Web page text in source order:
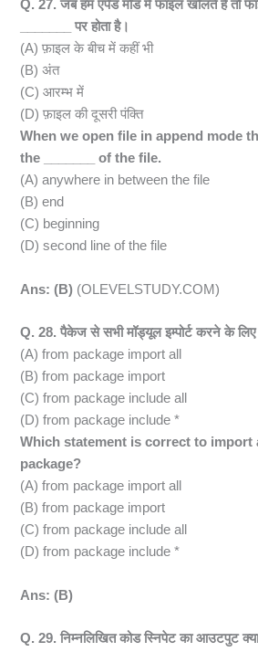
Q. 27. जब हम एपेंड मोड में फाइल खोलते हैं तो
_______ पर होता है।
(A) फ़ाइल के बीच में कहीं भी
(B) अंत
(C) आरम्भ में
(D) फ़ाइल की दूसरी पंक्ति
When we open file in append mode
the _______ of the file.
(A) anywhere in between the file
(B) end
(C) beginning
(D) second line of the file
Ans: (B) (OLEVELSTUDY.COM)
Q. 28. पैकेज से सभी मॉड्यूल इम्पोर्ट करने के
(A) from package import all
(B) from package import
(C) from package include all
(D) from package include *
Which statement is correct to import
package?
(A) from package import all
(B) from package import
(C) from package include all
(D) from package include *
Ans: (B)
Q. 29. निम्नलिखित कोड स्निपेट का आउटपुट क्या